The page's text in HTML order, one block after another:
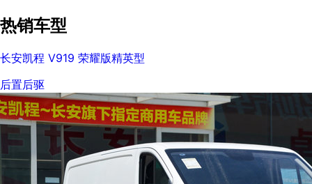
热销车型
长安凯程 V919 荣耀版精英型
后置后驱